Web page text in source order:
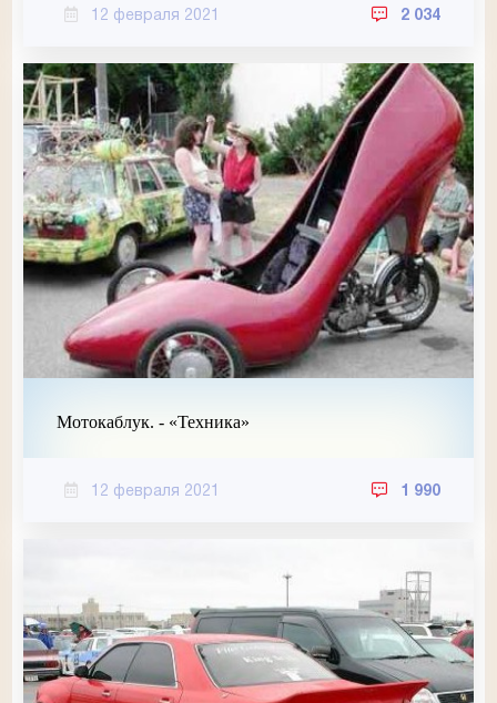
12 февраля 2021 2 034
Мотокаблук. - «Техника»
12 февраля 2021 1 990